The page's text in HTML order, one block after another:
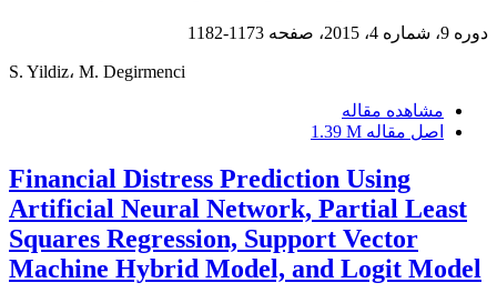
دوره 9، شماره 4، 2015، صفحه 1173-1182
S. Yildiz، M. Degirmenci
مشاهده مقاله
اصل مقاله 1.39 M
Financial Distress Prediction Using
Artificial Neural Network, Partial Least
Squares Regression, Support Vector
Machine Hybrid Model, and Logit Model